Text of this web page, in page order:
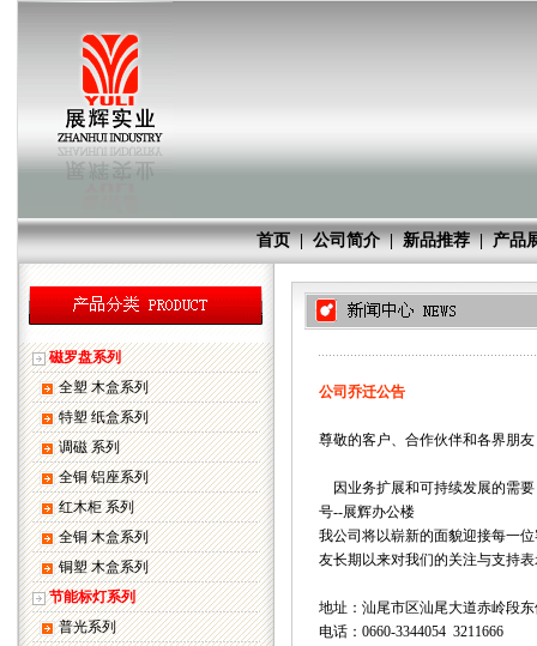
首页|公司简介|新品推荐|产品
磁罗盘系列
全塑 木盒系列
特塑 纸盒系列
调磁 系列
全铜 铝座系列
红木柜 系列
全铜 木盒系列
铜塑 木盒系列
节能标灯系列
普光系列
公司乔迁公告
尊敬的客户、合作伙伴和各界朋
因业务扩展和可持续发展的需要
号--展辉办公楼
我公司将以崭新的面貌迎接每一
友长期以来对我们的关注与支持
地址：汕尾市区汕尾大道赤岭段
电话：0660-3344054 3211666